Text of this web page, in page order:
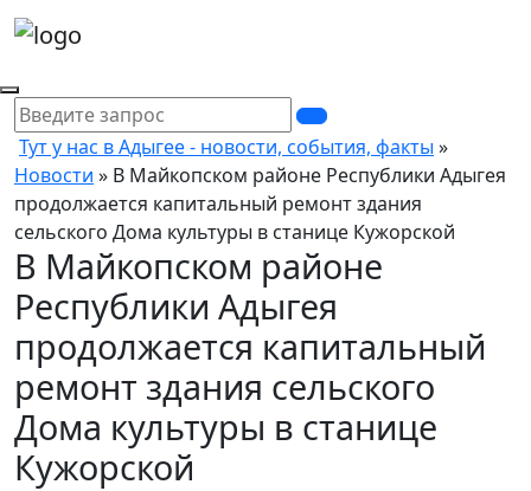
Тут у нас в Адыгее - новости, события, факты »
Новости » В Майкопском районе Республики Адыгея
продолжается капитальный ремонт здания
сельского Дома культуры в станице Кужорской
В Майкопском районе
Республики Адыгея
продолжается капитальный
ремонт здания сельского
Дома культуры в станице
Кужорской